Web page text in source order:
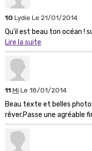
10 Lydie Le 21/01/2014
Qu'il est beau ton océan !
Lire la suite
11Mi Le 18/01/2014
Beau texte et belles
rêver.Passe une agréable